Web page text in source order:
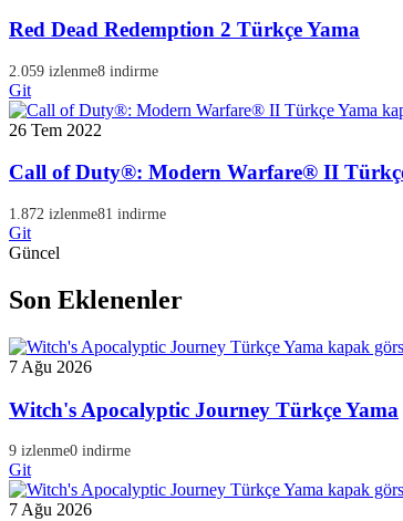
Red Dead Redemption 2 Türkçe Yama
2.059 izlenme8 indirme
Git
26 Tem 2022
Call of Duty®: Modern Warfare® II
1.872 izlenme81 indirme
Git
Güncel
Son Eklenenler
7 Ağu 2026
Witch's Apocalyptic Journey Türkçe Yama
9 izlenme0 indirme
Git
7 Ağu 2026